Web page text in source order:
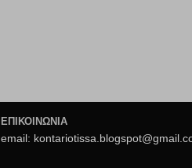
ΕΠΙΚΟΙΝΩΝΙΑ
email: